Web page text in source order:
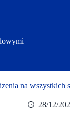
na wszystkich
28/12/